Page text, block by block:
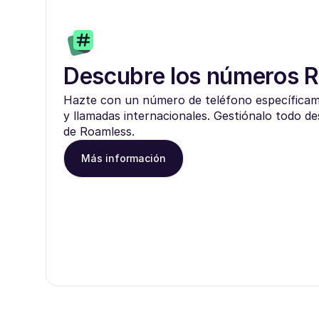
Descubre los números
Hazte con un número de teléfono
y llamadas internacionales. Gestiónalo todo
de Roamless.
Más información